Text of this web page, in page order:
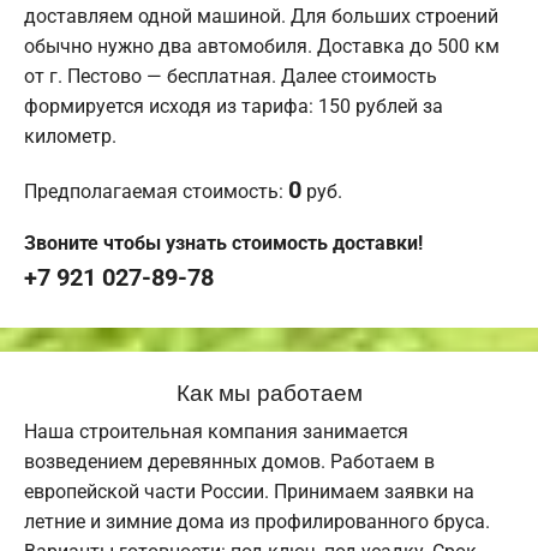
доставляем одной машиной. Для больших строений
обычно нужно два автомобиля. Доставка до 500 км
от г. Пестово — бесплатная. Далее стоимость
формируется исходя из тарифа: 150 рублей за
километр.
Предполагаемая стоимость: 0 руб.
Звоните чтобы узнать стоимость доставки!
+7 921 027-89-78
Как мы работаем
Наша строительная компания занимается
возведением деревянных домов. Работаем в
европейской части России. Принимаем заявки на
летние и зимние дома из профилированного бруса.